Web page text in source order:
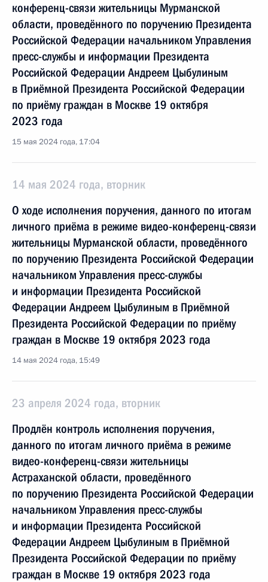
конференц-связи жительницы Мурманской
области, проведённого по поручению Президента
Российской Федерации начальником Управления
пресс-службы и информации Президента
Российской Федерации Андреем Цыбулиным
в Приёмной Президента Российской Федерации
по приёму граждан в Москве 19 октября
2023 года
15 мая 2024 года, 17:04
14 мая 2024 года, вторник
О ходе исполнения поручения, данного по итогам
личного приёма в режиме видео-конференц-связи
жительницы Мурманской области, проведённого
по поручению Президента Российской Федерации
начальником Управления пресс-службы
и информации Президента Российской
Федерации Андреем Цыбулиным в Приёмной
Президента Российской Федерации по приёму
граждан в Москве 19 октября 2023 года
14 мая 2024 года, 15:49
23 апреля 2024 года, вторник
Продлён контроль исполнения поручения,
данного по итогам личного приёма в режиме
видео-конференц-связи жительницы
Астраханской области, проведённого
по поручению Президента Российской Федерации
начальником Управления пресс-службы
и информации Президента Российской
Федерации Андреем Цыбулиным в Приёмной
Президента Российской Федерации по приёму
граждан в Москве 19 октября 2023 года